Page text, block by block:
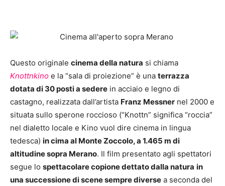
Questo originale cinema della natura si chiama
Knottnkino e la “sala di proiezione” è una terrazza
dotata di 30 posti a sedere in acciaio e legno di
castagno, realizzata dall’artista Franz Messner nel 2000 e
situata sullo sperone roccioso (“Knottn” significa “roccia”
nel dialetto locale e Kino vuol dire cinema in lingua
tedesca) in cima al Monte Zoccolo, a 1.465 m di
altitudine sopra Merano. Il film presentato agli spettatori
segue lo spettacolare copione dettato dalla natura in
una successione di scene sempre diverse a seconda del